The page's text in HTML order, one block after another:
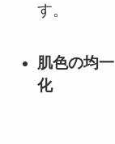
す。
肌色の均一
化